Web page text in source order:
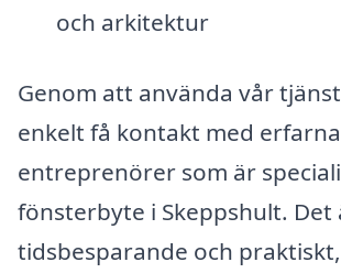
och arkitektur
Genom att använda vår
enkelt få kontakt med erfarna
entreprenörer som är
fönsterbyte i Skeppshult. Det
tidsbesparande och